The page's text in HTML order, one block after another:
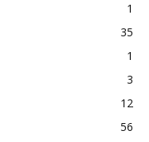
1
35
1
3
12
56